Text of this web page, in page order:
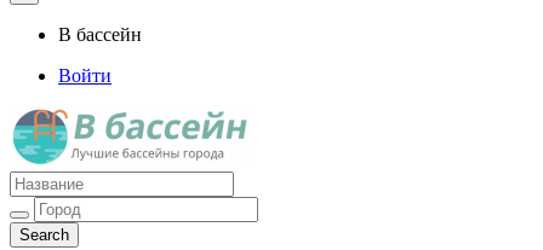
В бассейн
Войти
Лучшие бассейны города